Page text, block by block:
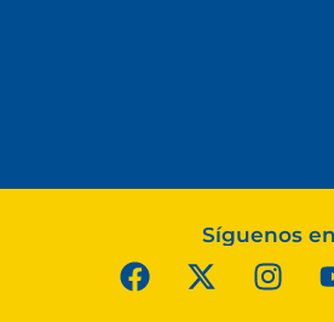
Síguenos